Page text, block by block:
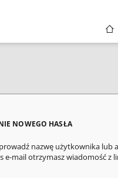
NOWEGO HASŁA
nazwę użytkownika lub
e-mail otrzymasz wiadomość z